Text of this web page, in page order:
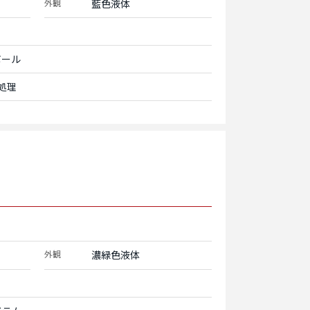
外観 藍色液体
ル
理
外観 濃緑色液体